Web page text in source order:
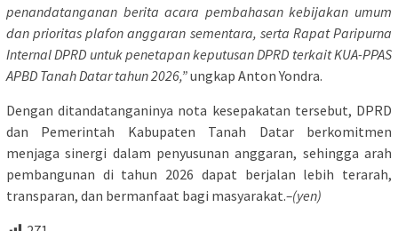
penandatanganan berita acara pembahasan kebijakan umum
dan prioritas plafon anggaran sementara, serta Rapat Paripurna
Internal DPRD untuk penetapan keputusan DPRD terkait KUA-PPAS
APBD Tanah Datar tahun 2026,”ungkap Anton Yondra.
Dengan ditandatanganinya nota kesepakatan tersebut, DPRD
dan Pemerintah Kabupaten Tanah Datar berkomitmen
menjaga sinergi dalam penyusunan anggaran, sehingga arah
pembangunan di tahun 2026 dapat berjalan lebih terarah,
transparan, dan bermanfaat bagi masyarakat.–(yen)